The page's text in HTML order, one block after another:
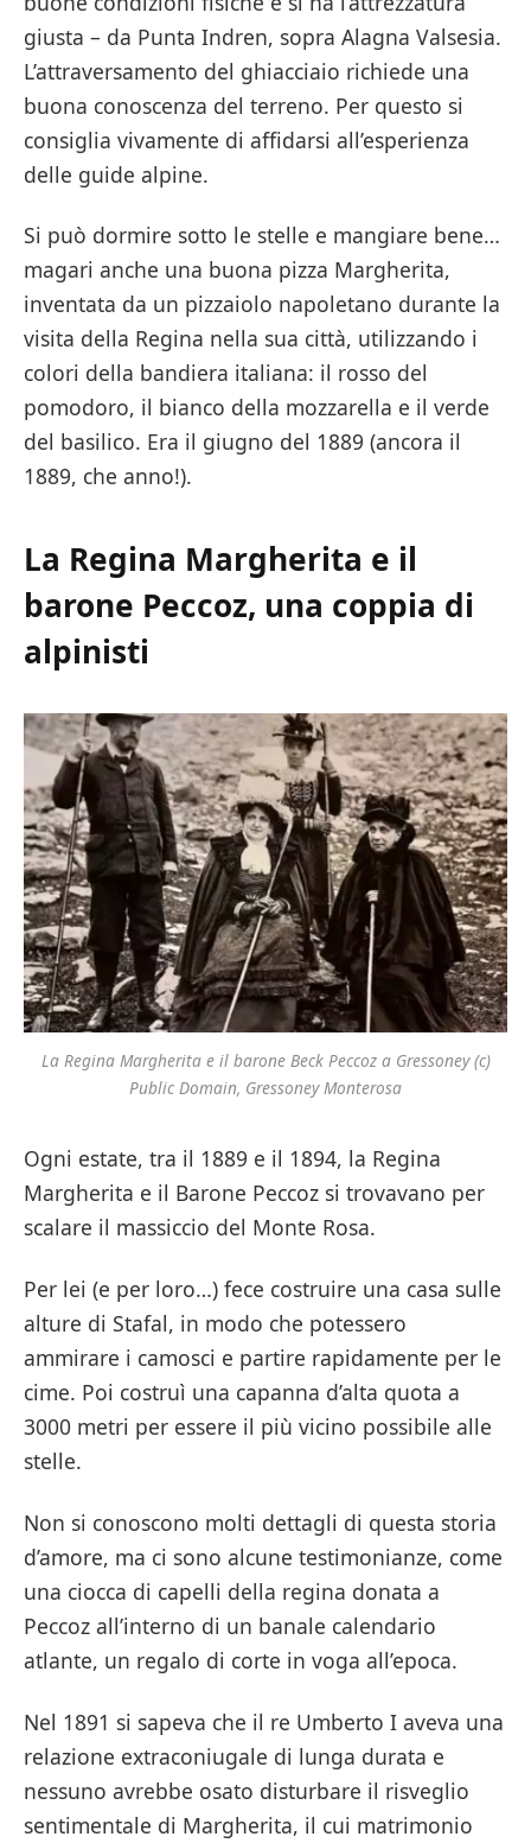
giusta – da Punta Indren, sopra Alagna Valsesia.
L’attraversamento del ghiacciaio richiede una
buona conoscenza del terreno. Per questo si
consiglia vivamente di affidarsi all’esperienza
delle guide alpine.
Si può dormire sotto le stelle e mangiare bene…
magari anche una buona pizza Margherita,
inventata da un pizzaiolo napoletano durante la
visita della Regina nella sua città, utilizzando i
colori della bandiera italiana: il rosso del
pomodoro, il bianco della mozzarella e il verde
del basilico. Era il giugno del 1889 (ancora il
1889, che anno!).
La Regina Margherita e il
barone Peccoz, una coppia di
alpinisti
La Regina Margherita e il barone Beck Peccoz a Gressoney (c)
Public Domain, Gressoney Monterosa
Ogni estate, tra il 1889 e il 1894, la Regina
Margherita e il Barone Peccoz si trovavano per
scalare il massiccio del Monte Rosa.
Per lei (e per loro…) fece costruire una casa sulle
alture di Stafal, in modo che potessero
ammirare i camosci e partire rapidamente per le
cime. Poi costruì una capanna d’alta quota a
3000 metri per essere il più vicino possibile alle
stelle.
Non si conoscono molti dettagli di questa storia
d’amore, ma ci sono alcune testimonianze, come
una ciocca di capelli della regina donata a
Peccoz all’interno di un banale calendario
atlante, un regalo di corte in voga all’epoca.
Nel 1891 si sapeva che il re Umberto I aveva una
relazione extraconiugale di lunga durata e
nessuno avrebbe osato disturbare il risveglio
sentimentale di Margherita, il cui matrimonio